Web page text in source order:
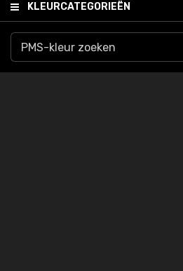
KLEURCATEGORIEËN